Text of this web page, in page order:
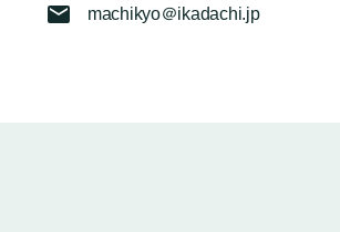
machikyo＠ikadachi.jp